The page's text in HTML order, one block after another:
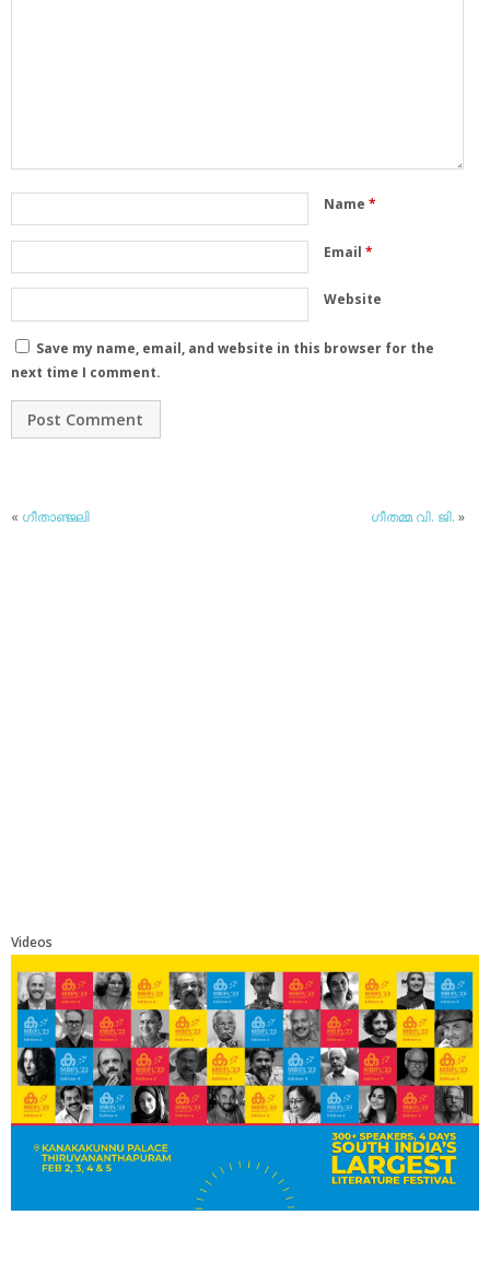
Name *
Email *
Website
Save my name, email, and website in this browser for the
next time I comment.
« ഗീതാഞ്ജലി ഗീതമ്മ വി. ജി. »
Videos